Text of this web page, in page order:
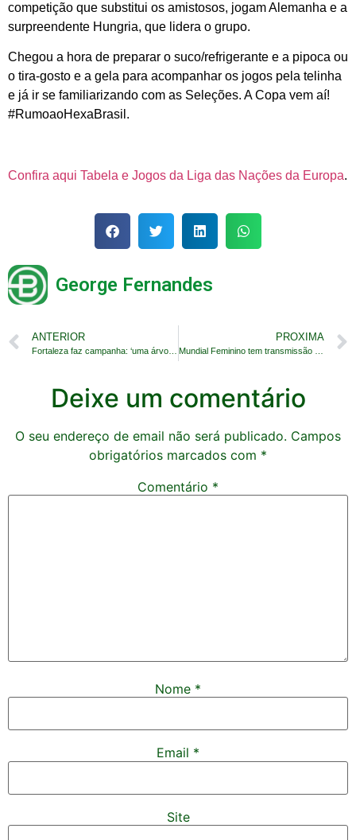
competição que substitui os amistosos, jogam Alemanha e a
surpreendente Hungria, que lidera o grupo.
Chegou a hora de preparar o suco/refrigerante e a pipoca ou
o tira-gosto e a gela para acompanhar os jogos pela telinha
e já ir se familiarizando com as Seleções. A Copa vem aí!
#RumoaoHexaBrasil.
Confira aqui Tabela e Jogos da Liga das Nações da Europa.
George Fernandes
ANTERIOR PROXIMA
Deixe um comentário
O seu endereço de email não será publicado. Campos
obrigatórios marcados com *
Comentário *
Nome *
Email *
Site